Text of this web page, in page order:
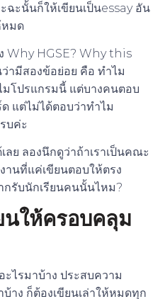
ฉะนั้นก็ให้เขียนเป็นessay อัน
หมด
Why HGSE? Why this
ามีสองข้อย่อย คือ ทำไม
มโปรแกรมนี้ แต่บางคนตอบ
แต่ไม่ได้ตอบว่าทำไม
บค่ะ
ลย ลองนึกดูว่าถ้าเราเป็นคณะ
านที่แค่เขียนตอบให้ตรง
กรับนักเรียนคนนั้นไหม?
นให้ครอบคลุม
ะไรมาบ้าง ประสบความ
บ้าง ก็ต้องเขียนเล่าให้หมดทุก